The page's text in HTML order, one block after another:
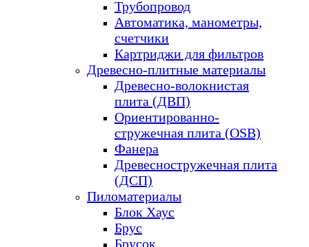
Трубопровод
Автоматика, манометры,
счетчики
Картриджи для фильтров
Древесно-плитные материалы
Древесно-волокнистая
плита (ДВП)
Ориентированно-
стружечная плита (OSB)
Фанера
Древесностружечная плита
(ДСП)
Пиломатериалы
Блок Хаус
Брус
Брусок